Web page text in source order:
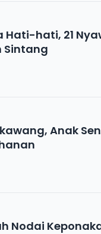
Hati-hati, 21
Sintang
Anak
Nodai